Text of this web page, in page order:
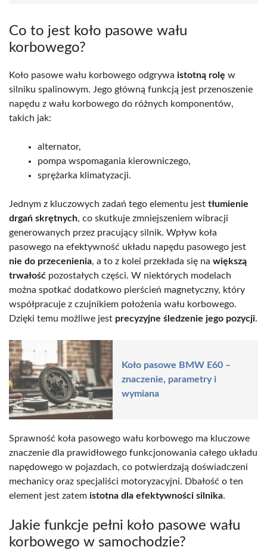
Co to jest koło pasowe wału
korbowego?
Koło pasowe wału korbowego odgrywa istotną rolę w
silniku spalinowym. Jego główną funkcją jest przenoszenie
napędu z wału korbowego do różnych komponentów,
takich jak:
alternator,
pompa wspomagania kierowniczego,
sprężarka klimatyzacji.
Jednym z kluczowych zadań tego elementu jest tłumienie
drgań skrętnych, co skutkuje zmniejszeniem wibracji
generowanych przez pracujący silnik. Wpływ koła
pasowego na efektywność układu napędu pasowego jest
nie do przecenienia, a to z kolei przekłada się na większą
trwałość pozostałych części. W niektórych modelach
można spotkać dodatkowo pierścień magnetyczny, który
współpracuje z czujnikiem położenia wału korbowego.
Dzięki temu możliwe jest precyzyjne śledzenie jego pozycji.
Koło pasowe BMW E60 –
znaczenie, parametry i
wymiana
Sprawność koła pasowego wału korbowego ma kluczowe
znaczenie dla prawidłowego funkcjonowania całego układu
napędowego w pojazdach, co potwierdzają doświadczeni
mechanicy oraz specjaliści motoryzacyjni. Dbałość o ten
element jest zatem istotna dla efektywności silnika.
Jakie funkcje pełni koło pasowe wału
korbowego w samochodzie?